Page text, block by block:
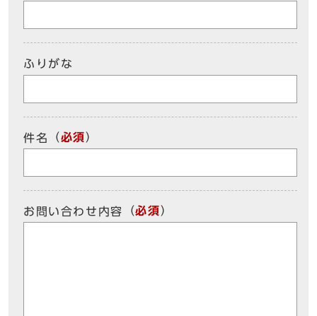
ふりがな
件名 （必須）
お問い合わせ内容 （必須）